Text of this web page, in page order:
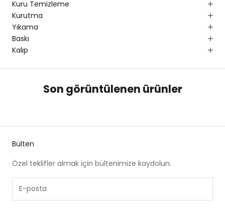
Kuru Temizleme
Kurutma
Yıkama
Baskı
Kalıp
Son görüntülenen ürünler
Bülten
Özel teklifler almak için bültenimize kaydolun.